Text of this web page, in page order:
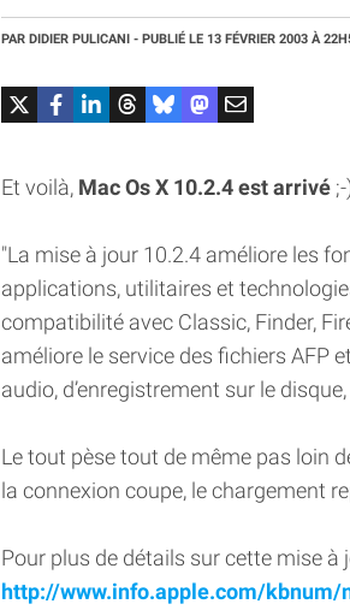
PAR DIDIER PULICANI - PUBLIÉ LE 13 FÉVRIER 2003 À
Et voilà, Mac Os X 10.2.4 est arrivé
"La mise à jour 10.2.4 améliore les
applications, utilitaires et
compatibilité avec Classic, Finder,
améliore le service des fichiers AFP
audio, d’enregistrement sur le
Le tout pèse tout de même pas loin
la connexion coupe, le chargement
Pour plus de détails sur cette mise à
http://www.info.apple.com/kbnum/